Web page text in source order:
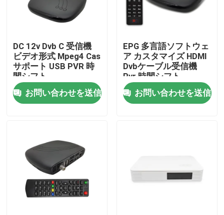
企業情報
会社案内
品質管理
見積依頼
テレビの上箱
DC 12v Dvb C 受信機
ビデオ形式 Mpeg4 Cas
サポート USB PVR 時
間シフト
お問い合わせを送信
EPG 多言語ソフトウェ
ア カスタマイズ HDMI
Dvbケーブル受信機
Pvr 時間シフト
お問い合わせを送信